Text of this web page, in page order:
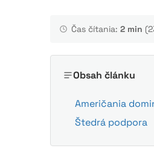
Čas čítania:2 min
Obsah článku
Američania
Štedrá podpora